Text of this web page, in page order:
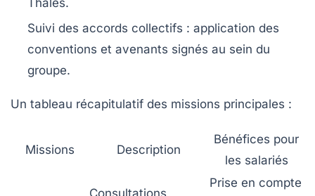
Thales.
Suivi des accords collectifs : application des
conventions et avenants signés au sein du
groupe.
Un tableau récapitulatif des missions principales :
Missions Description
Bénéfices pour
les salariés
Prise en compte